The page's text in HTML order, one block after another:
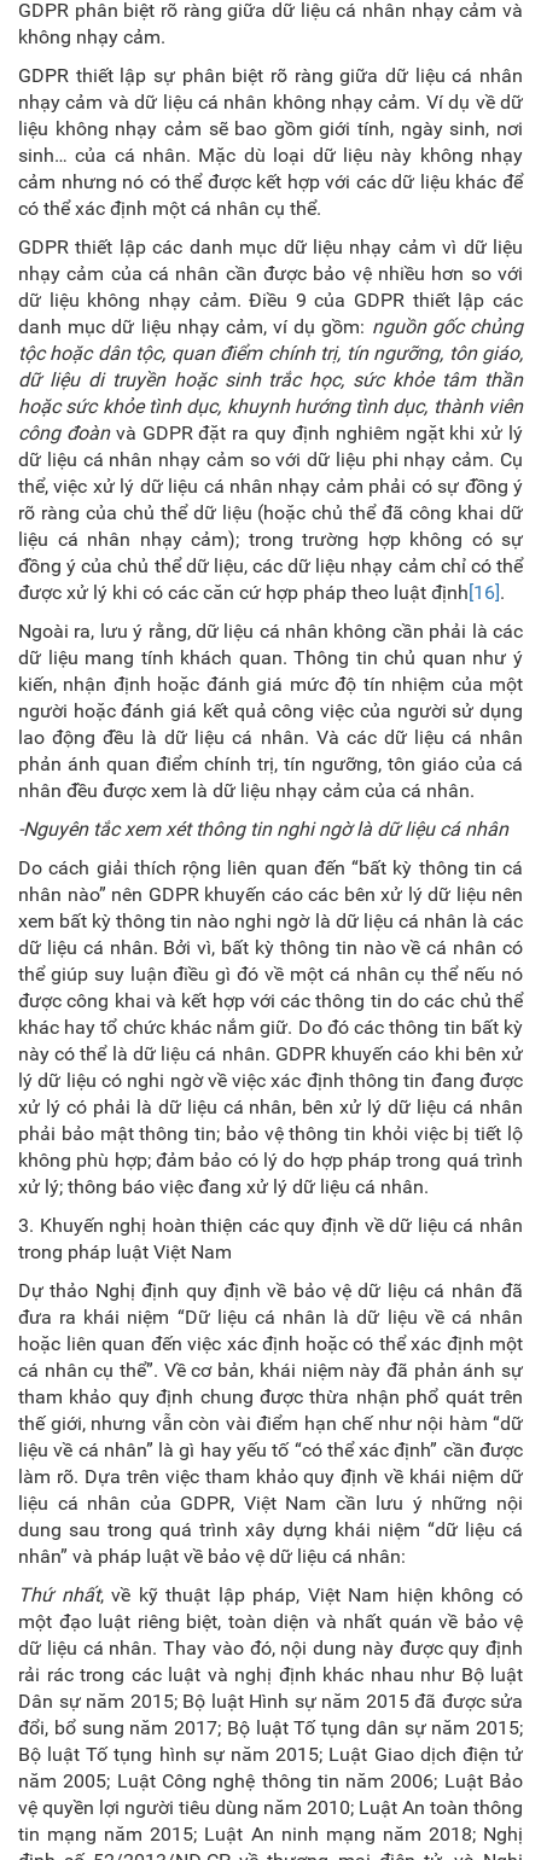
GDPR phân biệt rõ ràng giữa dữ liệu cá nhân nhạy cảm và
không nhạy cảm.
GDPR thiết lập sự phân biệt rõ ràng giữa dữ liệu cá nhân
nhạy cảm và dữ liệu cá nhân không nhạy cảm. Ví dụ về dữ
liệu không nhạy cảm sẽ bao gồm giới tính, ngày sinh, nơi
sinh… của cá nhân. Mặc dù loại dữ liệu này không nhạy
cảm nhưng nó có thể được kết hợp với các dữ liệu khác để
có thể xác định một cá nhân cụ thể.
GDPR thiết lập các danh mục dữ liệu nhạy cảm vì dữ liệu
nhạy cảm của cá nhân cần được bảo vệ nhiều hơn so với
dữ liệu không nhạy cảm. Điều 9 của GDPR thiết lập các
danh mục dữ liệu nhạy cảm, ví dụ gồm: nguồn gốc chủng
tộc hoặc dân tộc, quan điểm chính trị, tín ngưỡng, tôn giáo,
dữ liệu di truyền hoặc sinh trắc học, sức khỏe tâm thần
hoặc sức khỏe tình dục, khuynh hướng tình dục, thành viên
công đoàn và GDPR đặt ra quy định nghiêm ngặt khi xử lý
dữ liệu cá nhân nhạy cảm so với dữ liệu phi nhạy cảm. Cụ
thể, việc xử lý dữ liệu cá nhân nhạy cảm phải có sự đồng ý
rõ ràng của chủ thể dữ liệu (hoặc chủ thể đã công khai dữ
liệu cá nhân nhạy cảm); trong trường hợp không có sự
đồng ý của chủ thể dữ liệu, các dữ liệu nhạy cảm chỉ có thể
được xử lý khi có các căn cứ hợp pháp theo luật định[16].
Ngoài ra, lưu ý rằng, dữ liệu cá nhân không cần phải là các
dữ liệu mang tính khách quan. Thông tin chủ quan như ý
kiến, nhận định hoặc đánh giá mức độ tín nhiệm của một
người hoặc đánh giá kết quả công việc của người sử dụng
lao động đều là dữ liệu cá nhân. Và các dữ liệu cá nhân
phản ánh quan điểm chính trị, tín ngưỡng, tôn giáo của cá
nhân đều được xem là dữ liệu nhạy cảm của cá nhân.
-Nguyên tắc xem xét thông tin nghi ngờ là dữ liệu cá nhân
Do cách giải thích rộng liên quan đến “bất kỳ thông tin cá
nhân nào” nên GDPR khuyến cáo các bên xử lý dữ liệu nên
xem bất kỳ thông tin nào nghi ngờ là dữ liệu cá nhân là các
dữ liệu cá nhân. Bởi vì, bất kỳ thông tin nào về cá nhân có
thể giúp suy luận điều gì đó về một cá nhân cụ thể nếu nó
được công khai và kết hợp với các thông tin do các chủ thể
khác hay tổ chức khác nắm giữ. Do đó các thông tin bất kỳ
này có thể là dữ liệu cá nhân. GDPR khuyến cáo khi bên xử
lý dữ liệu có nghi ngờ về việc xác định thông tin đang được
xử lý có phải là dữ liệu cá nhân, bên xử lý dữ liệu cá nhân
phải bảo mật thông tin; bảo vệ thông tin khỏi việc bị tiết lộ
không phù hợp; đảm bảo có lý do hợp pháp trong quá trình
xử lý; thông báo việc đang xử lý dữ liệu cá nhân.
3. Khuyến nghị hoàn thiện các quy định về dữ liệu cá nhân
trong pháp luật Việt Nam
Dự thảo Nghị định quy định về bảo vệ dữ liệu cá nhân đã
đưa ra khái niệm “Dữ liệu cá nhân là dữ liệu về cá nhân
hoặc liên quan đến việc xác định hoặc có thể xác định một
cá nhân cụ thể”. Về cơ bản, khái niệm này đã phản ánh sự
tham khảo quy định chung được thừa nhận phổ quát trên
thế giới, nhưng vẫn còn vài điểm hạn chế như nội hàm “dữ
liệu về cá nhân” là gì hay yếu tố “có thể xác định” cần được
làm rõ. Dựa trên việc tham khảo quy định về khái niệm dữ
liệu cá nhân của GDPR, Việt Nam cần lưu ý những nội
dung sau trong quá trình xây dựng khái niệm “dữ liệu cá
nhân” và pháp luật về bảo vệ dữ liệu cá nhân:
Thứ nhất, về kỹ thuật lập pháp, Việt Nam hiện không có
một đạo luật riêng biệt, toàn diện và nhất quán về bảo vệ
dữ liệu cá nhân. Thay vào đó, nội dung này được quy định
rải rác trong các luật và nghị định khác nhau như Bộ luật
Dân sự năm 2015; Bộ luật Hình sự năm 2015 đã được sửa
đổi, bổ sung năm 2017; Bộ luật Tố tụng dân sự năm 2015;
Bộ luật Tố tụng hình sự năm 2015; Luật Giao dịch điện tử
năm 2005; Luật Công nghệ thông tin năm 2006; Luật Bảo
vệ quyền lợi người tiêu dùng năm 2010; Luật An toàn thông
tin mạng năm 2015; Luật An ninh mạng năm 2018; Nghị